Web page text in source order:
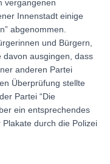
vergangenen
Innenstadt einige
abgenommen.
und Bürgern,
ausgingen, dass
anderen Partei
Überprüfung stellte
Partei “Die
ein entsprechendes
durch die Polizei